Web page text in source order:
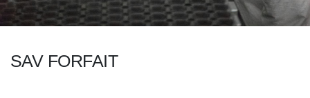
SAV FORFAIT